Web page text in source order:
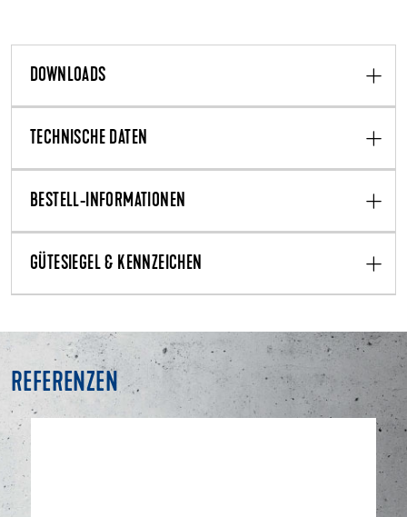
DOWNLOADS
TECHNISCHE DATEN
BESTELL-INFORMATIONEN
GÜTESIEGEL & KENNZEICHEN
REFERENZEN